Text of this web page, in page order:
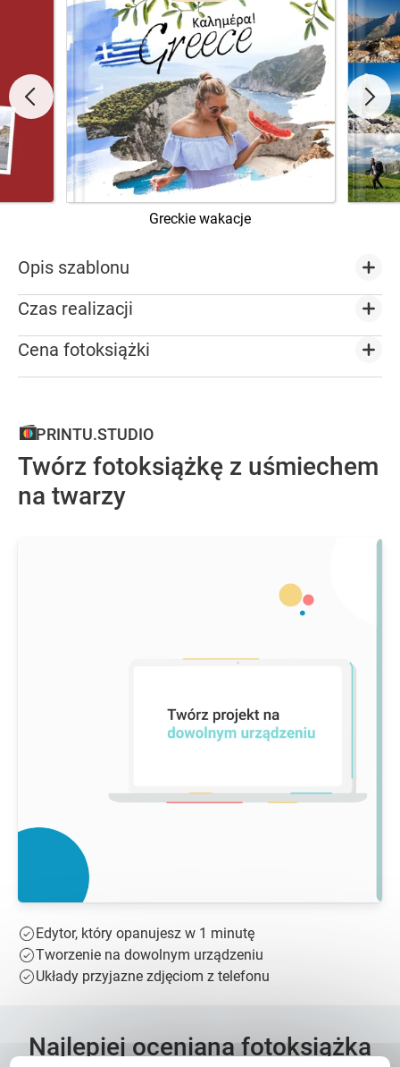
Greckie wakacje
Opis szablonu
Czas realizacji
Cena fotoksiążki
PRINTU.STUDIO
Twórz fotoksiążkę z uśmiechem
na twarzy
Edytor, który opanujesz w 1 minutę
Tworzenie na dowolnym urządzeniu
Układy przyjazne zdjęciom z telefonu
Najlepiej oceniana fotoksiążka